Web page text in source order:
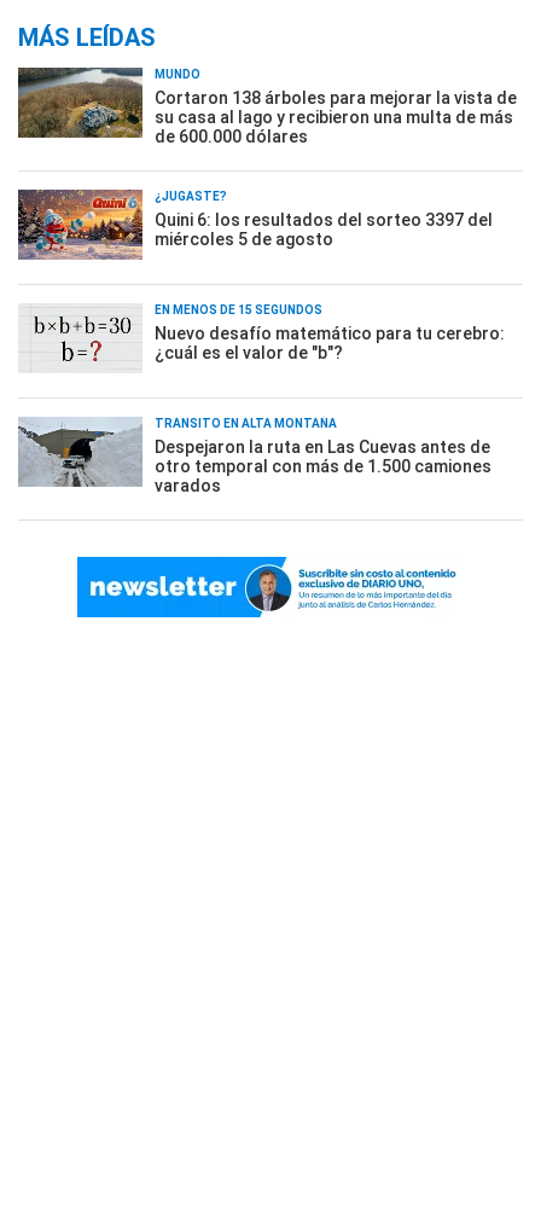
MÁS LEÍDAS
MUNDO
Cortaron 138 árboles para mejorar la vista de
su casa al lago y recibieron una multa de más
de 600.000 dólares
¿JUGASTE?
Quini 6: los resultados del sorteo 3397 del
miércoles 5 de agosto
EN MENOS DE 15 SEGUNDOS
Nuevo desafío matemático para tu cerebro:
¿cuál es el valor de "b"?
TRÁNSITO EN ALTA MONTAÑA
Despejaron la ruta en Las Cuevas antes de
otro temporal con más de 1.500 camiones
varados